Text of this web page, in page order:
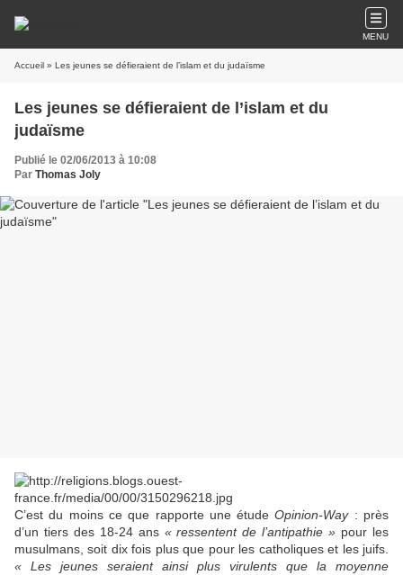
MENU
Accueil » Les jeunes se défieraient de l’islam et du judaïsme
Les jeunes se défieraient de l’islam et du
judaïsme
Publié le 02/06/2013 à 10:08
Par Thomas Joly
C’est du moins ce que rapporte une étudeOpinion-Way: près
d’un tiers des 18-24 ans « ressentent de l’antipathie » pour les
musulmans, soit dix fois plus que pour les catholiques et les juifs.
« Les jeunes seraient ainsi plus virulents que la moyenne